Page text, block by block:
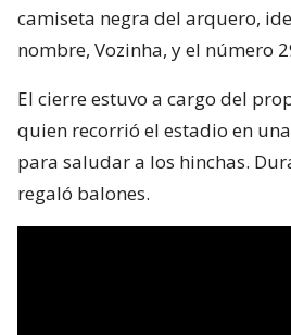
camiseta negra del arquero,
nombre, Vozinha, y el número
El cierre estuvo a cargo del
quien recorrió el estadio en una
para saludar a los hinchas.
regaló balones.